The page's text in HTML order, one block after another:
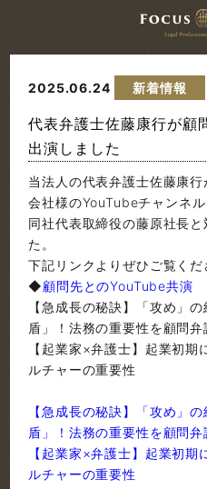
2025.06.24 新着情報
代表弁護士佐藤康行が顧
出演しました
当法人の代表弁護士佐藤康
会社様のYouTubeチャンネル
同社代表取締役の藤原社長
た。
下記リンクよりぜひご覧くだ
◆顧問先とのYouTube共演
【急成長の秘訣】「攻め」
盾」！法務の重要性を顧問弁
【起業家×弁護士】起業初
ルチャーの重要性
【急成長の秘訣】「攻め」
盾」！法務の重要性を顧問弁
【起業家×弁護士】起業初
ルチャーの重要性